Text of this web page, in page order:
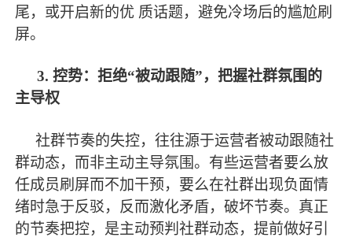
尾，或开启新的优 质话题，避免冷场后的尴尬刷
屏。
3. 控势：拒绝“被动跟随”，把握社群氛围的
主导权
社群节奏的失控，往往源于运营者被动跟随社
群动态，而非主动主导氛围。有些运营者要么放
任成员刷屏而不加干预，要么在社群出现负面情
绪时急于反驳，反而激化矛盾，破坏节奏。真正
的节奏把控，是主动预判社群动态，提前做好引